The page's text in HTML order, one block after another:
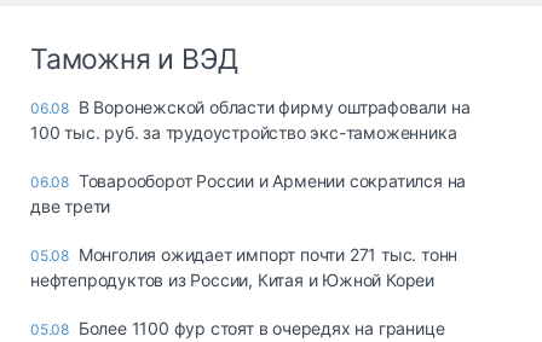
Таможня и ВЭД
06.08 В Воронежской области фирму оштрафовали на
100 тыс. руб. за трудоустройство экс-таможенника
06.08 Товарооборот России и Армении сократился на
две трети
05.08 Монголия ожидает импорт почти 271 тыс. тонн
нефтепродуктов из России, Китая и Южной Кореи
05.08 Более 1100 фур стоят в очередях на границе